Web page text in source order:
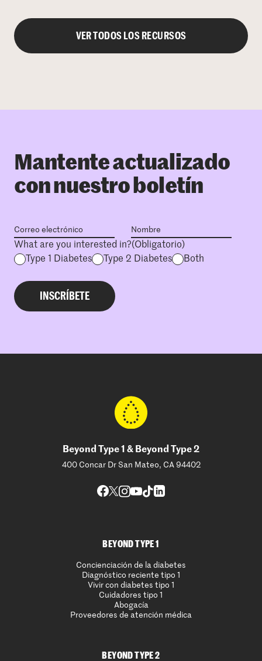
VER TODOS LOS RECURSOS
Mantente actualizado
con nuestro boletín
What are you interested in?(Obligatorio)
Type 1 Diabetes
Type 2 Diabetes Both
Beyond Type 1 & Beyond Type 2
400 Concar Dr San Mateo, CA 94402
BEYOND TYPE 1
Concienciación de la diabetes
Diagnóstico reciente tipo 1
Vivir con diabetes tipo 1
Cuidadores tipo 1
Abogacía
Proveedores de atención médica
BEYOND TYPE 2